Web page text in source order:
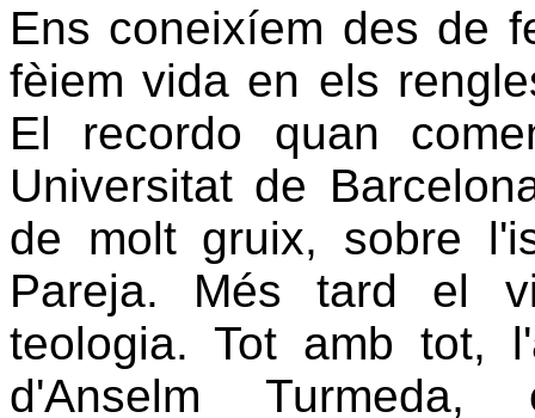
Ens coneixíem des de
fèiem vida en els
El recordo quan
Universitat de
de molt gruix, sobre
Pareja. Més tard el
teologia. Tot amb tot,
d'Anselm